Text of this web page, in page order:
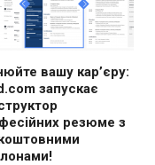
вашу кар’єру:
запускає
резюме з